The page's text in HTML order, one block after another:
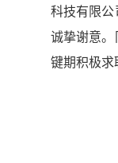
科技有限公
诚挚谢意。
键期积极求